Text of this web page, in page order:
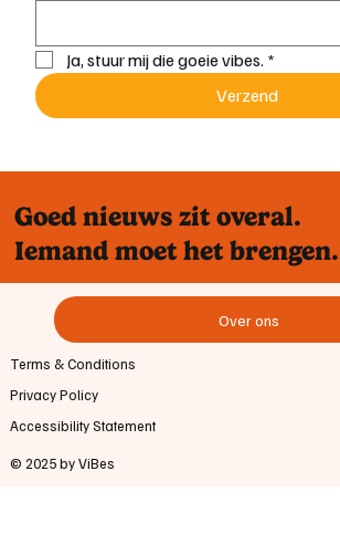
Ja, stuur mij die goeie vibes. *
Verzend
Goed nieuws zit overal.
Iemand moet het brengen.
Over ons
Privacy Policy
© 2025 by ViBes
Accessibility Statement
Terms & Conditions